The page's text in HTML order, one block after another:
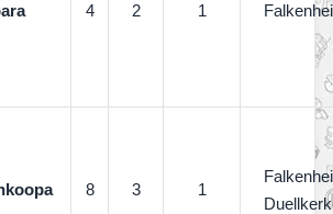
4 2 1
8 3 1